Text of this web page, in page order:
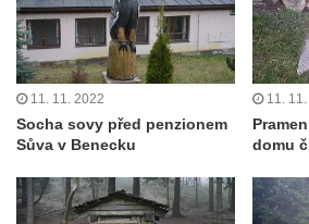
11. 11. 2022
Socha sovy před penzionem
Sůva v Benecku
11.
domu